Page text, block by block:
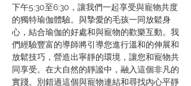
下午5:30至6:30，讓我們一起享受與寵物共度
的獨特瑜伽體驗。與摯愛的毛孩一同放鬆身
心，結合瑜伽的好處和與寵物的歡樂互動。我
們經驗豐富的導師將引導您進行溫和的伸展和
放鬆技巧，營造出寧靜的環境，讓您和寵物共
同享受。在大自然的靜謐中，融入這個非凡的
實踐。別錯過這個與寵物連結和尋找內心平靜